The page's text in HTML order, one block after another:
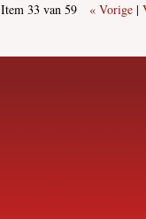
Item 33 van 59 « Vorige |